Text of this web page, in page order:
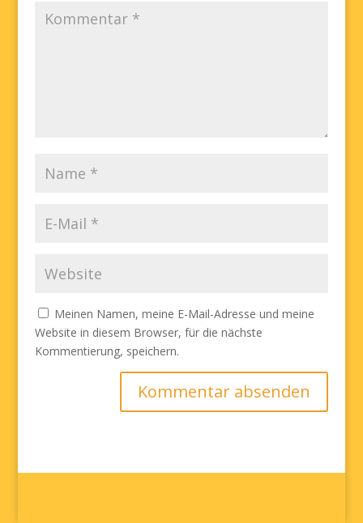
Meinen Namen, meine E-Mail-Adresse und meine
Website in diesem Browser, für die nächste
Kommentierung, speichern.